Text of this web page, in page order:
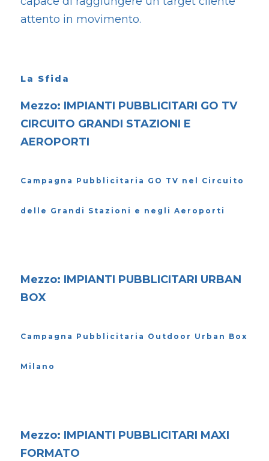
attento in movimento.
La Sfida
Mezzo: IMPIANTI PUBBLICITARI GO TV
CIRCUITO GRANDI STAZIONI E
AEROPORTI
Campagna Pubblicitaria GO TV nel Circuito
delle Grandi Stazioni e negli Aeroporti
Mezzo: IMPIANTI PUBBLICITARI URBAN
BOX
Campagna Pubblicitaria Outdoor Urban Box
Milano
Mezzo: IMPIANTI PUBBLICITARI MAXI
FORMATO